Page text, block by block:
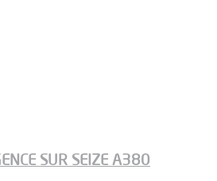
SUR SEIZE A380